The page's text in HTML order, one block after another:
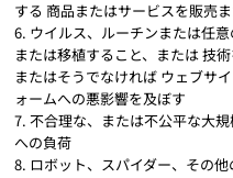
する 商品またはサービスを販売
ウイルス、ルーチンまたは任
または移植すること、または 技
またはそうでなければ ウェブサ
ォームへの悪影響を及ぼす
不合理な、または不公平な大
への負荷
ロボット、スパイダー、その